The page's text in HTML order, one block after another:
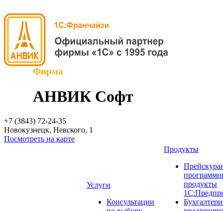
Фирма
АНВИК Софт
+7 (3843) 72-24-35
Новокузнецк, Невского, 1
Посмотреть на карте
Услуги
Консультации
Продукты
продукты